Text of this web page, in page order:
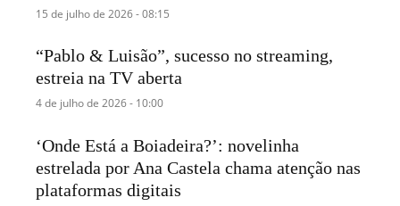
15 de julho de 2026 - 08:15
“Pablo & Luisão”, sucesso no streaming,
estreia na TV aberta
4 de julho de 2026 - 10:00
‘Onde Está a Boiadeira?’: novelinha
estrelada por Ana Castela chama atenção nas
plataformas digitais